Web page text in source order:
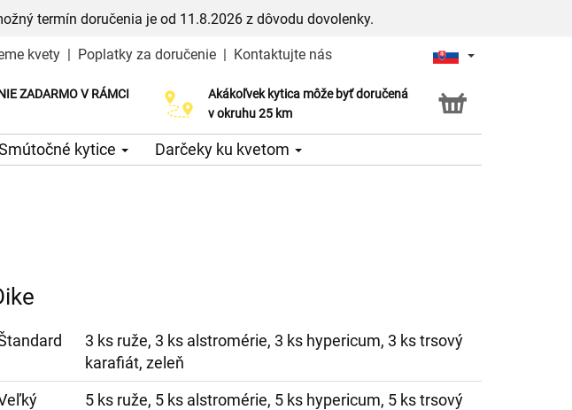
termín doručenia je od 11.8.2026 z dôvodu dovolenky.
kvety | Poplatky za doručenie | Kontaktujte nás
ZADARMO V RÁMCI
Akákoľvek kytica môže byť doručená
v okruhu 25 km
Služba Click & Collect
kytice Darčeky ku kvetom
3 ks ruže, 3 ks alstromérie, 3 ks hypericum, 3 ks trsový
karafiát, zeleň
5 ks ruže, 5 ks alstromérie, 5 ks hypericum, 5 ks trsový